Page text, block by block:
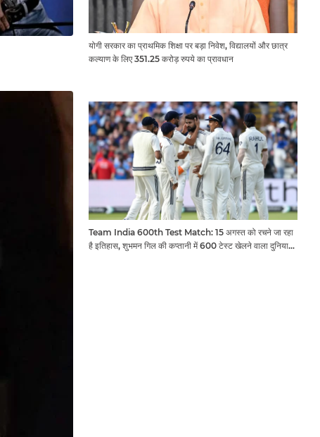
योगी सरकार का प्राथमिक शिक्षा पर बड़ा निवेश, विद्यालयों और छात्र
कल्याण के लिए 351.25 करोड़ रुपये का प्रावधान
Team India 600th Test Match: 15 अगस्त को रचने जा रहा
है इतिहास, शुभमन गिल की कप्तानी में 600 टेस्ट खेलने वाला दुनिया